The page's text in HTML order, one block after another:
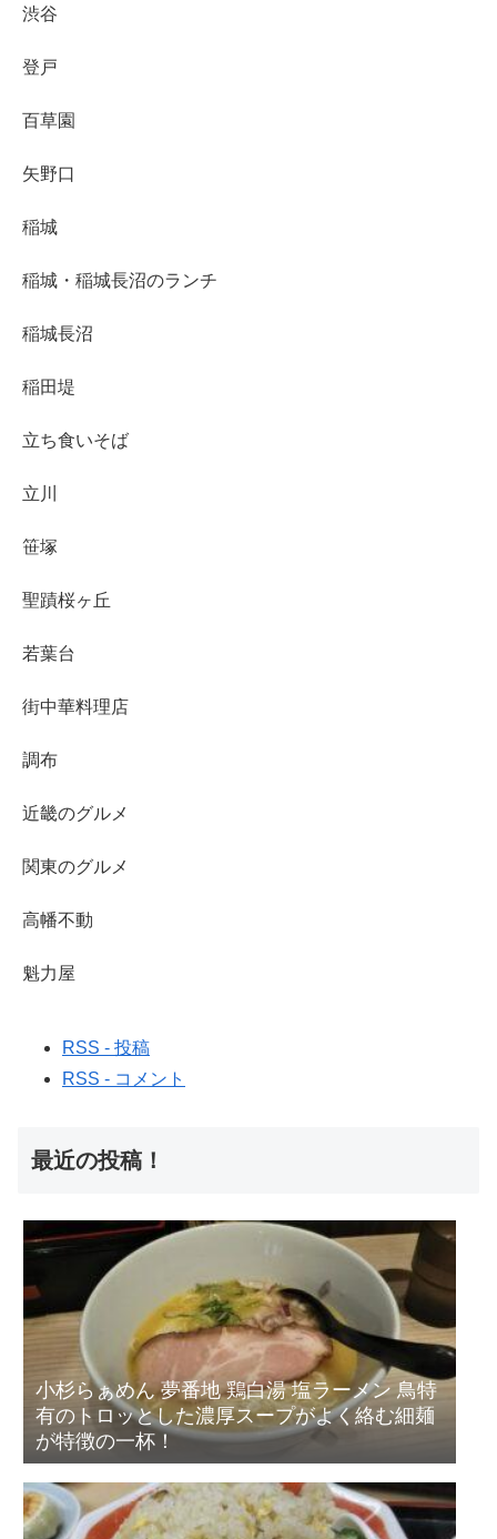
渋谷
登戸
百草園
矢野口
稲城
稲城・稲城長沼のランチ
稲城長沼
稲田堤
立ち食いそば
立川
笹塚
聖蹟桜ヶ丘
若葉台
街中華料理店
調布
近畿のグルメ
関東のグルメ
高幡不動
魁力屋
RSS - 投稿
RSS - コメント
最近の投稿！
小杉らぁめん 夢番地 鶏白湯 塩ラーメン 鳥特
有のトロッとした濃厚スープがよく絡む細麺
が特徴の一杯！